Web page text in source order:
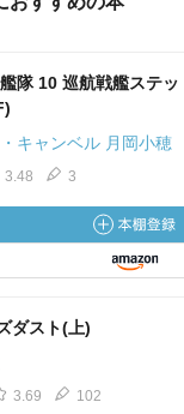
隊 10 巡航戦艦ステ
キャンベル 月岡小穂
3.48 3
ダスト(上)
3.69 102